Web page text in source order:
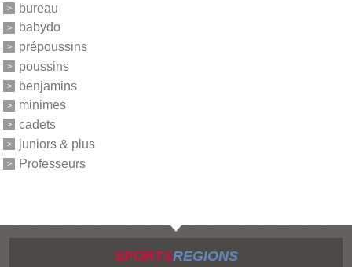
bureau
babydo
prépoussins
poussins
benjamins
minimes
cadets
juniors & plus
Professeurs
SPORTSREGIONS